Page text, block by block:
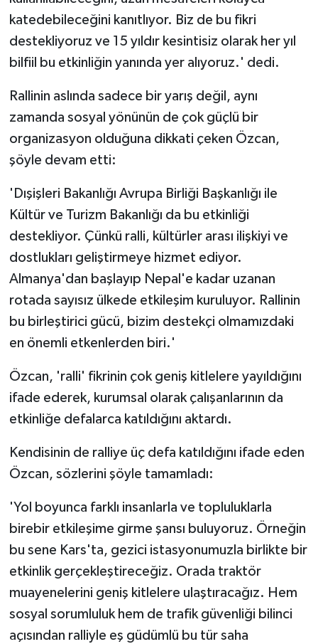
katedebileceğini kanıtlıyor. Biz de bu fikri
destekliyoruz ve 15 yıldır kesintisiz olarak her yıl
bilfiil bu etkinliğin yanında yer alıyoruz.' dedi.
Rallinin aslında sadece bir yarış değil, aynı
zamanda sosyal yönünün de çok güçlü bir
organizasyon olduğuna dikkati çeken Özcan,
şöyle devam etti:
'Dışişleri Bakanlığı Avrupa Birliği Başkanlığı ile
Kültür ve Turizm Bakanlığı da bu etkinliği
destekliyor. Çünkü ralli, kültürler arası ilişkiyi ve
dostlukları geliştirmeye hizmet ediyor.
Almanya'dan başlayıp Nepal'e kadar uzanan
rotada sayısız ülkede etkileşim kuruluyor. Rallinin
bu birleştirici gücü, bizim destekçi olmamızdaki
en önemli etkenlerden biri.'
Özcan, 'ralli' fikrinin çok geniş kitlelere yayıldığını
ifade ederek, kurumsal olarak çalışanlarının da
etkinliğe defalarca katıldığını aktardı.
Kendisinin de ralliye üç defa katıldığını ifade eden
Özcan, sözlerini şöyle tamamladı:
'Yol boyunca farklı insanlarla ve topluluklarla
birebir etkileşime girme şansı buluyoruz. Örneğin
bu sene Kars'ta, gezici istasyonumuzla birlikte bir
etkinlik gerçekleştireceğiz. Orada traktör
muayenelerini geniş kitlelere ulaştıracağız. Hem
sosyal sorumluluk hem de trafik güvenliği bilinci
açısından ralliyle eş güdümlü bu tür saha